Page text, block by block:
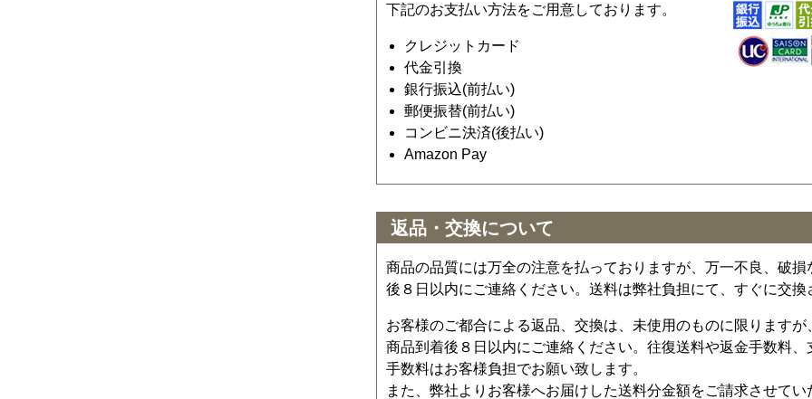
下記のお支払い方法をご用意しております。
クレジットカード
代金引換
銀行振込(前払い)
郵便振替(前払い)
コンビニ決済(後払い)
Amazon Pay
返品・交換について
商品の品質には万全の注意を払っておりますが、万一不良、破
後８日以内にご連絡ください。送料は弊社負担にて、すぐに交
お客様のご都合による返品、交換は、未使用のものに限りますが
商品到着後８日以内にご連絡ください。往復送料や返金手数料
手数料はお客様負担でお願い致します。
また、弊社よりお客様へお届けした送料分金額をご請求させてい